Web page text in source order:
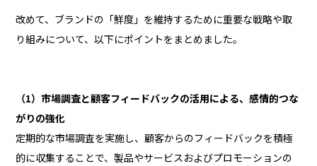
改めて、ブランドの「鮮度」を維持するために重要な戦略や取
り組みについて、以下にポイントをまとめました。
（1）市場調査と顧客フィードバックの活用による、感情的つな
がりの強化
定期的な市場調査を実施し、顧客からのフィードバックを積極
的に収集することで、製品やサービスおよびプロモーションの